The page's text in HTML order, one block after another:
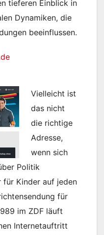
tieferen Einblick in
Dynamiken, die
beeinflussen.
Vielleicht ist
das nicht
die richtige
Adresse,
wenn sich
Politik
für Kinder auf jeden
für
im ZDF läuft
Internetauftritt